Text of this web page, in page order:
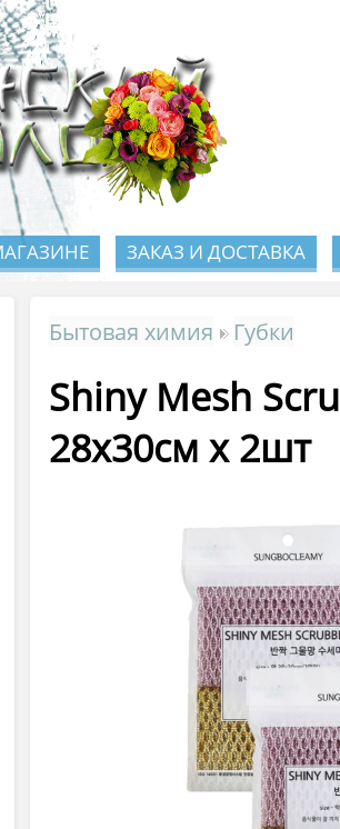
ЗАКАЗ И ДОСТАВКА
Бытовая химия Губки
Shiny Mesh
28х30см х 2шт